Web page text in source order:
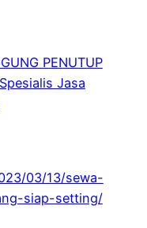
PENUTUP
Jasa
03/13/sewa-
siap-setting/